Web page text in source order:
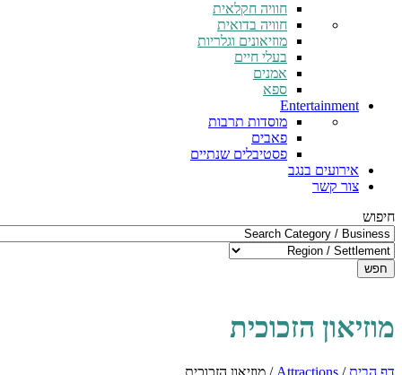
חוויה חקלאית
חוויה בדואית
מוזיאונים וגלריות
בעלי חיים
אמנים
ספא
Entertainment
מוסדות תרבות
פאבים
פסטיבלים שנתיים
אירועים בנגב
צור קשר
חיפוש
חפש
מוזיאון הזכוכית
דף הבית/
Attractions
/ מוזיאון הזכוכית